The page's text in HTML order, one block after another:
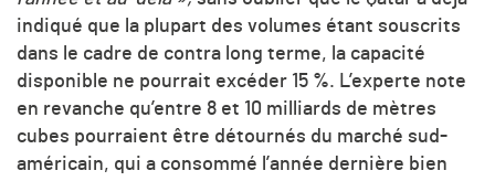
indiqué que la plupart des volumes étant souscrits
dans le cadre de contra long terme, la capacité
disponible ne pourrait excéder 15 %. L’experte note
en revanche qu’entre 8 et 10 milliards de mètres
cubes pourraient être détournés du marché sud-
américain, qui a consommé l’année dernière bien